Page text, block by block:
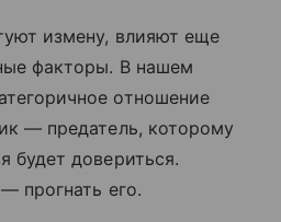
измену, влияют еще
факторы. В нашем
отношение
— предатель, которому
будет довериться.
прогнать его.